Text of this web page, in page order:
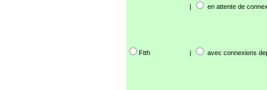
| en attente de
Ftth | avec connexions